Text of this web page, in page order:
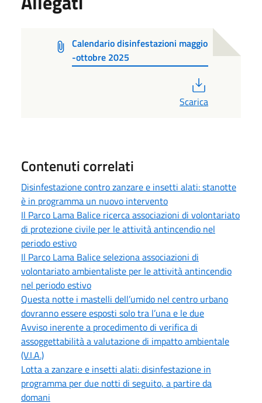
Calendario disinfestazioni maggio
-ottobre 2025
Scarica
Contenuti correlati
Disinfestazione contro zanzare e insetti alati: stanotte
è in programma un nuovo intervento
Il Parco Lama Balice ricerca associazioni di volontariato
di protezione civile per le attività antincendio nel
periodo estivo
Il Parco Lama Balice seleziona associazioni di
volontariato ambientaliste per le attività antincendio
nel periodo estivo
Questa notte i mastelli dell’umido nel centro urbano
dovranno essere esposti solo tra l’una e le due
Avviso inerente a procedimento di verifica di
assoggettabilità a valutazione di impatto ambientale
(V.I.A.)
Lotta a zanzare e insetti alati: disinfestazione in
programma per due notti di seguito, a partire da
domani